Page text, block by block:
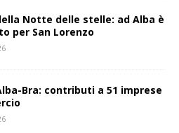
Notte delle stelle: ad Alba è
per San Lorenzo
Bra: contributi a 51 imprese